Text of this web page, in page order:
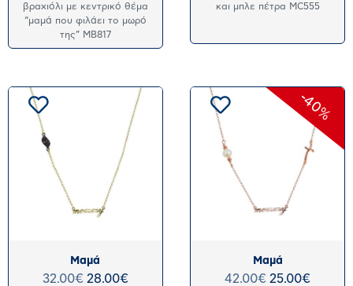
βραχιόλι με κεντρικό θέμα
“μαμά που φιλάει το μωρό
της” MB817
και μπλε πέτρα MC555
Μαμά
32.00€ 28.00€
Μαμά
42.00€ 25.00€
-40%